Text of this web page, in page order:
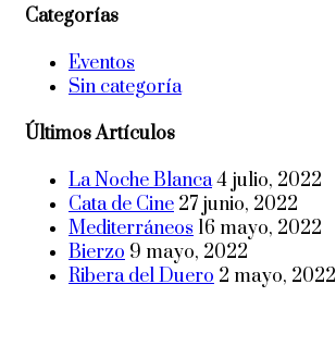
Categorías
Eventos
Sin categoría
Últimos Artículos
La Noche Blanca4 julio, 2022
Cata de Cine 27 junio, 2022
Mediterráneos 16 mayo, 2022
Bierzo 9 mayo, 2022
Ribera del Duero 2 mayo, 2022